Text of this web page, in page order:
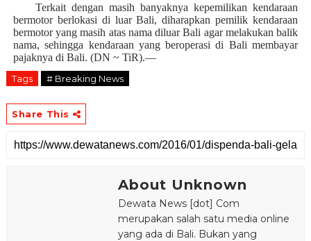
Terkait dengan masih banyaknya kepemilikan kendaraan
bermotor berlokasi di luar Bali, diharapkan pemilik kendaraan
bermotor yang masih atas nama diluar Bali agar melakukan balik
nama, sehingga kendaraan yang beroperasi di Bali membayar
pajaknya di Bali. (DN ~ TiR).—
Tags # Breaking News
Share This
About Unknown
Dewata News [dot] Com
merupakan salah satu media online
yang ada di Bali. Bukan yang